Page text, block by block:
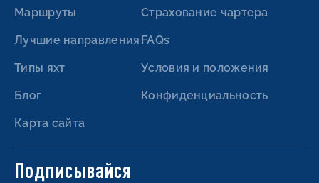
Маршруты
Лучшие направления
Типы яхт
Блог
Карта сайта
Страхование чартера
FAQs
Условия и положения
Конфиденциальность
Подписывайся